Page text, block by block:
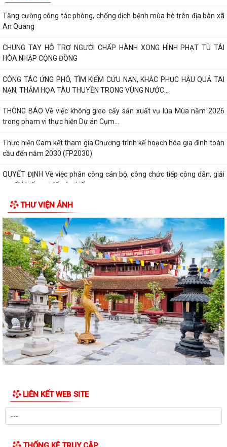
Tăng cường công tác phòng, chống dịch bệnh mùa hè trên địa bàn xã
An Quang
CHUNG TAY HỖ TRỢ NGƯỜI CHẤP HÀNH XONG HÌNH PHẠT TÙ TÁI
HÒA NHẬP CỘNG ĐỒNG
CÔNG TÁC ỨNG PHÓ, TÌM KIẾM CỨU NẠN, KHẮC PHỤC HẬU QUẢ TAI
NẠN, THẢM HỌA TÀU THUYỀN TRONG VÙNG NƯỚC...
THÔNG BÁO Về việc không gieo cấy sản xuất vụ lúa Mùa năm 2026
trong phạm vi thực hiện Dự án Cụm...
Thực hiện Cam kết tham gia Chương trình kế hoạch hóa gia đình toàn
cầu đến năm 2030 (FP2030)
QUYẾT ĐỊNH Về việc phân công cán bộ, công chức tiếp công dân, giải
quyết khiếu nại, tố cáo, kiến...
THÔNG BÁO Lịch tiếp công dân định kỳ của Chủ tịch Ủy ban nhân dân
xã 6 tháng cuối năm 2026
QUYẾT ĐỊNH Về việc ban hành Quy chế Tiếp công dân, tiếp nhận và xử
lý đơn khiếu nại, tố...
QUYẾT ĐỊNH: Ban hành Nội quy tiếp công dân tại Trụ sở Ủy ban nhân
dân xã An Quang
Quy định số 132-QĐ/TW của Bộ Chính trị và Kế hoạch số 69-KH/TU,
ngày 12/6/2026 của Ban Thường vụ...
Quy định số 178-QĐ/TW của Bộ Chính trị và Kế hoạch số 66-KH/TU,
ngày 08/6/2026 của Ban Thường vụ...
Thông báo về việc công khai số điện thoại đường dây nóng tiếp nhận
Thông báo Về việc công khai số điện thoại đường dây nóng tiếp nhận
thông tin phản ánh, kiến nghị,...
THƯ VIỆN ẢNH
LIÊN KẾT WEB SITE